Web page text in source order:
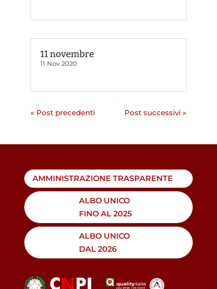
11 novembre
11 Nov 2020
« Post precedenti Post successivi »
AMMINISTRAZIONE TRASPARENTE
ALBO UNICO
FINO AL 2025
ALBO UNICO
DAL 2026